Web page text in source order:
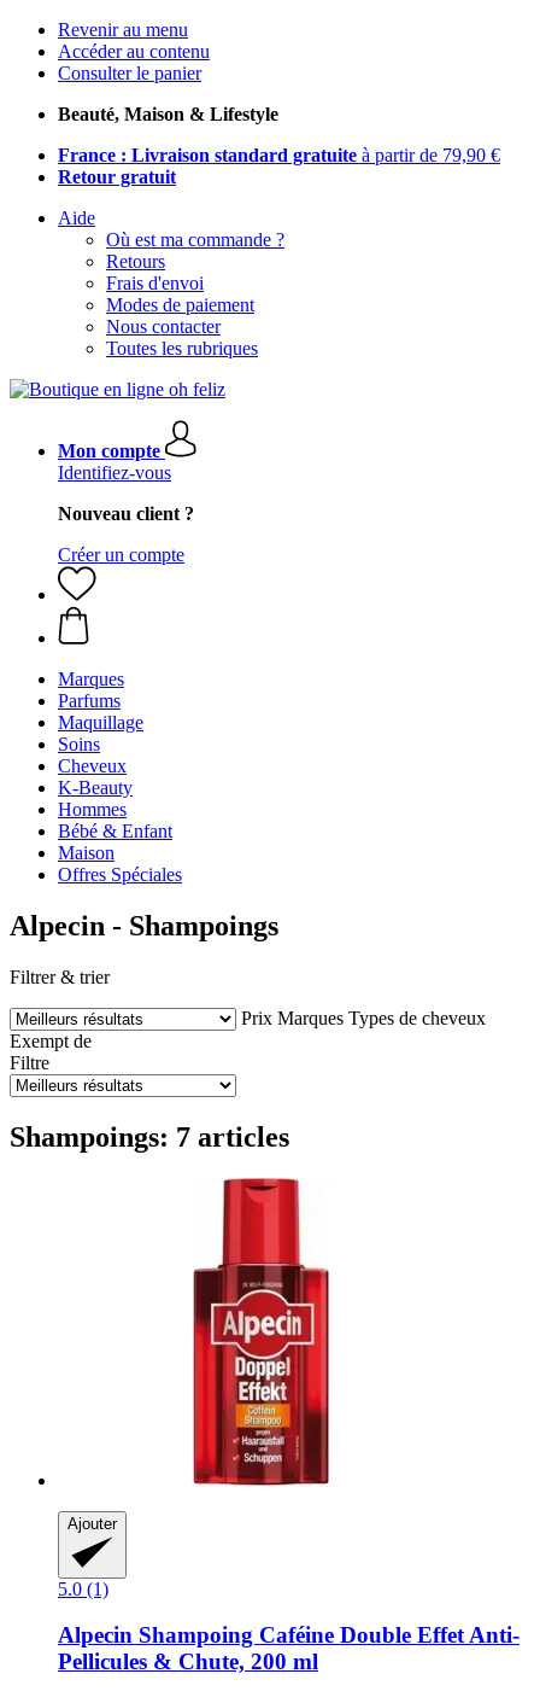
Revenir au menu
Accéder au contenu
Consulter le panier
Beauté, Maison & Lifestyle
France : Livraison standard gratuite à partir de 79,90 €
Retour gratuit
Aide
Où est ma commande ?
Retours
Frais d'envoi
Modes de paiement
Nous contacter
Toutes les rubriques
Mon compte
Identifiez-vous
Nouveau client ?
Créer un compte
Marques
Parfums
Maquillage
Soins
Cheveux
K-Beauty
Hommes
Bébé & Enfant
Maison
Offres Spéciales
Alpecin - Shampoings
Filtrer & trier
Prix Marques Types de cheveux
Exempt de
Filtre
Shampoings: 7 articles
Ajouter
5.0 (1)
Alpecin Shampoing Caféine Double Effet Anti-​
Pellicules & Chute, 200 ml